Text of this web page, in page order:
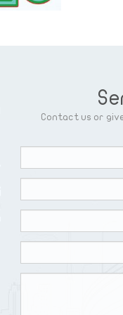
Contact us or